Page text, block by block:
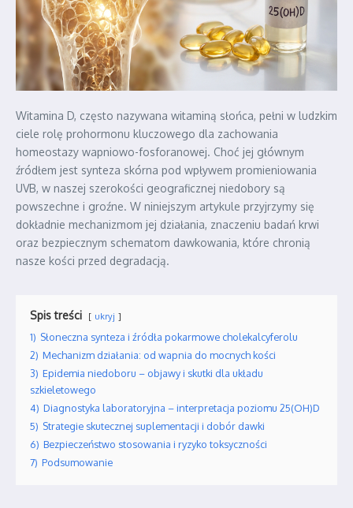
Witamina D, często nazywana witaminą słońca, pełni w ludzkim
ciele rolę prohormonu kluczowego dla zachowania
homeostazy wapniowo-fosforanowej. Choć jej głównym
źródłem jest synteza skórna pod wpływem promieniowania
UVB, w naszej szerokości geograficznej niedobory są
powszechne i groźne. W niniejszym artykule przyjrzymy się
dokładnie mechanizmom jej działania, znaczeniu badań krwi
oraz bezpiecznym schematom dawkowania, które chronią
nasze kości przed degradacją.
Spis treści ukryj
1) Słoneczna synteza i źródła pokarmowe cholekalcyferolu
2) Mechanizm działania: od wapnia do mocnych kości
3) Epidemia niedoboru – objawy i skutki dla układu
szkieletowego
4) Diagnostyka laboratoryjna – interpretacja poziomu 25(OH)D
5) Strategie skutecznej suplementacji i dobór dawki
6) Bezpieczeństwo stosowania i ryzyko toksyczności
7) Podsumowanie